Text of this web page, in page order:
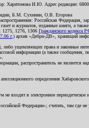
Харитонова И.Ю. Адрес редакции:
Б.М. Сухинин, О.В. Егорова
Российская Федерация,
и журналов, изданные книги, а
1275, 1276, 1306 Гражданского кодекса
г.) архив «Дебри-ДВ», хранящий
либо ущемляющих права и законные
информации (а также сообщения,
распространитель не является
определения Хабаровского
не входят в электронное периодическое
Федерации»; считать, там где не